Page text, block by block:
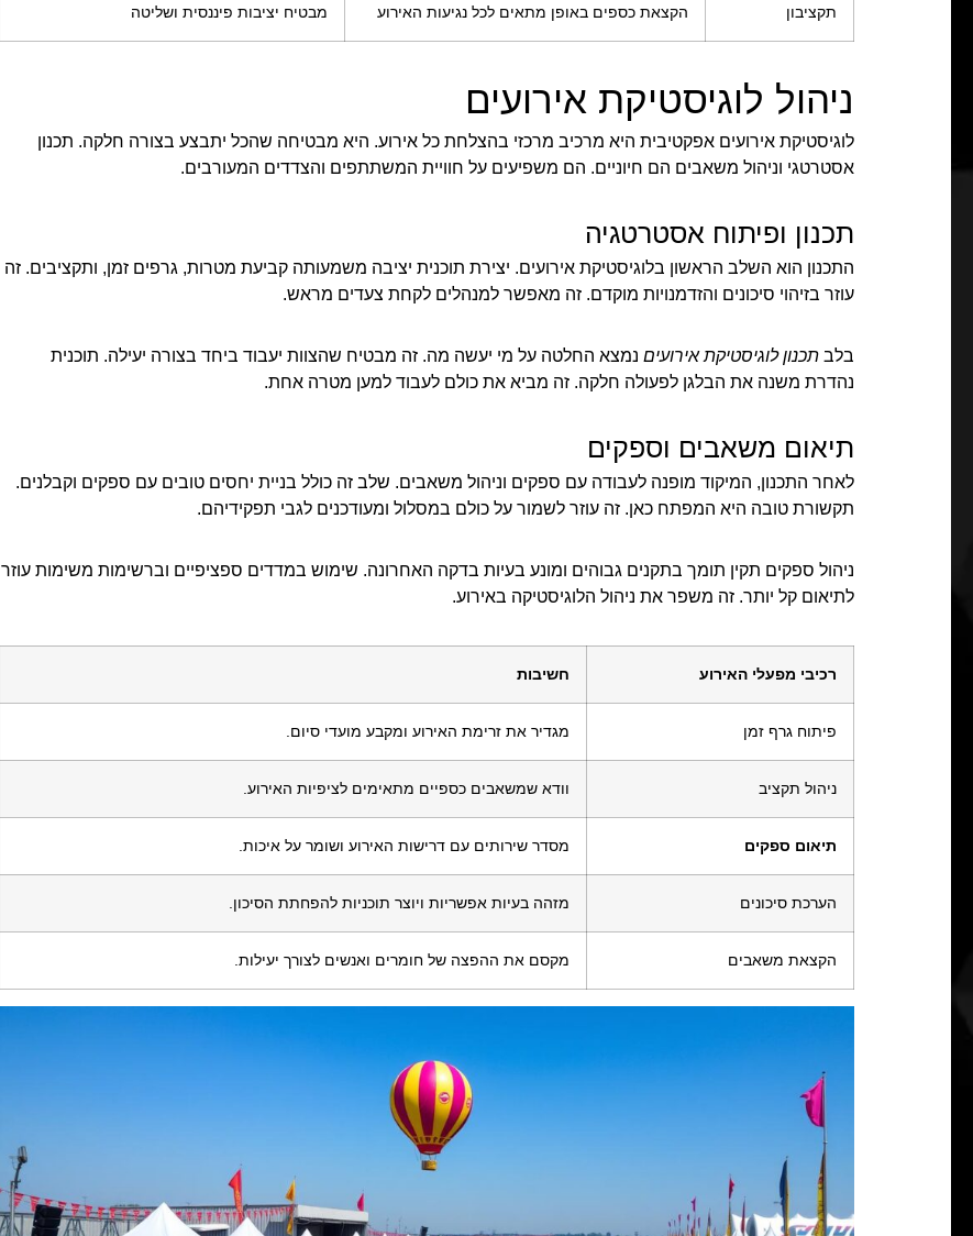
תקציבון הקצאת כספים באופן מתאים לכל נגיעות האירוע מבטיח יציבות פיננסית ושליטה
ניהול לוגיסטיקת אירועים
לוגיסטיקת אירועים אפקטיבית היא מרכיב מרכזי בהצלחת כל אירוע. היא מבטיחה שהכל יתבצע בצורה חלקה. תכנון
אסטרטגי וניהול משאבים הם חיוניים. הם משפיעים על חוויית המשתתפים והצדדים המעורבים.
תכנון ופיתוח אסטרטגיה
התכנון הוא השלב הראשון בלוגיסטיקת אירועים. יצירת תוכנית יציבה משמעותה קביעת מטרות, גרפים זמן, ותקציבים. זה
עוזר בזיהוי סיכונים והזדמנויות מוקדם. זה מאפשר למנהלים לקחת צעדים מראש.
בלב תכנון לוגיסטיקת אירועים נמצא החלטה על מי יעשה מה. זה מבטיח שהצוות יעבוד ביחד בצורה יעילה. תוכנית
נהדרת משנה את הבלגן לפעולה חלקה. זה מביא את כולם לעבוד למען מטרה אחת.
תיאום משאבים וספקים
לאחר התכנון, המיקוד מופנה לעבודה עם ספקים וניהול משאבים. שלב זה כולל בניית יחסים טובים עם ספקים וקבלנים.
תקשורת טובה היא המפתח כאן. זה עוזר לשמור על כולם במסלול ומעודכנים לגבי תפקידיהם.
ניהול ספקים תקין תומך בתקנים גבוהים ומונע בעיות בדקה האחרונה. שימוש במדדים ספציפיים וברשימות משימות עוזר
לתיאום קל יותר. זה משפר את ניהול הלוגיסטיקה באירוע.
רכיבי מפעלי האירוע חשיבות
פיתוח גרף זמן מגדיר את זרימת האירוע ומקבע מועדי סיום.
ניהול תקציב וודא שמשאבים כספיים מתאימים לציפיות האירוע.
תיאום ספקים מסדר שירותים עם דרישות האירוע ושומר על איכות.
הערכת סיכונים מזהה בעיות אפשריות ויוצר תוכניות להפחתת הסיכון.
הקצאת משאבים מקסם את ההפצה של חומרים ואנשים לצורך יעילות.